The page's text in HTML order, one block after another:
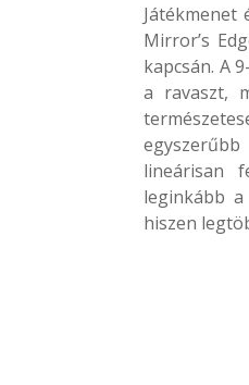
Játékmenet
Mirror’s
kapcsán. A
a ravaszt,
lineárisan
leginkább
hiszen